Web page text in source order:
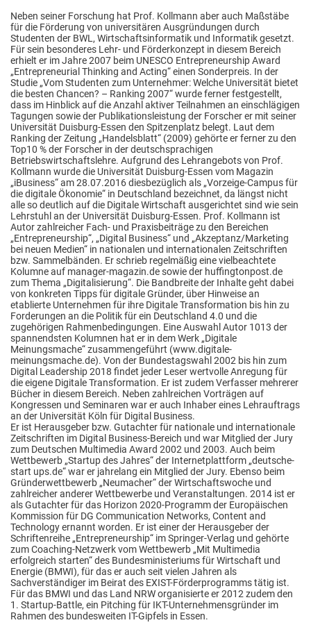
Neben seiner Forschung hat Prof. Kollmann aber auch Maßstäbe
für die Förderung von universitären Ausgründungen durch
Studenten der BWL, Wirtschaftsinformatik und Informatik gesetzt.
Für sein besonderes Lehr- und Förderkonzept in diesem Bereich
erhielt er im Jahre 2007 beim UNESCO Entrepreneurship Award
„Entrepreneurial Thinking and Acting“ einen Sonderpreis. In der
Studie „Vom Studenten zum Unternehmer: Welche Universität bietet
die besten Chancen? – Ranking 2007“ wurde ferner festgestellt,
dass im Hinblick auf die Anzahl aktiver Teilnahmen an einschlägigen
Tagungen sowie der Publikationsleistung der Forscher er mit seiner
Universität Duisburg-Essen den Spitzenplatz belegt. Laut dem
Ranking der Zeitung „Handelsblatt“ (2009) gehörte er ferner zu den
Top10 % der Forscher in der deutschsprachigen
Betriebswirtschaftslehre. Aufgrund des Lehrangebots von Prof.
Kollmann wurde die Universität Duisburg-Essen vom Magazin
„iBusiness“ am 28.07.2016 diesbezüglich als „Vorzeige-Campus für
die digitale Ökonomie“ in Deutschland bezeichnet, da längst nicht
alle so deutlich auf die Digitale Wirtschaft ausgerichtet sind wie sein
Lehrstuhl an der Universität Duisburg-Essen. Prof. Kollmann ist
Autor zahlreicher Fach- und Praxisbeiträge zu den Bereichen
„Entrepreneurship“, „Digital Business“ und „Akzeptanz/Marketing
bei neuen Medien“ in nationalen und internationalen Zeitschriften
bzw. Sammelbänden. Er schrieb regelmäßig eine vielbeachtete
Kolumne auf manager-magazin.de sowie der huffingtonpost.de
zum Thema „Digitalisierung“. Die Bandbreite der Inhalte geht dabei
von konkreten Tipps für digitale Gründer, über Hinweise an
etablierte Unternehmen für ihre Digitale Transformation bis hin zu
Forderungen an die Politik für ein Deutschland 4.0 und die
zugehörigen Rahmenbedingungen. Eine Auswahl Autor 1013 der
spannendsten Kolumnen hat er in dem Werk „Digitale
Meinungsmache“ zusammengeführt (www.digitale-
meinungsmache.de). Von der Bundestagswahl 2002 bis hin zum
Digital Leadership 2018 findet jeder Leser wertvolle Anregung für
die eigene Digitale Transformation. Er ist zudem Verfasser mehrerer
Bücher in diesem Bereich. Neben zahlreichen Vorträgen auf
Kongressen und Seminaren war er auch Inhaber eines Lehrauftrags
an der Universität Köln für Digital Business.
Er ist Herausgeber bzw. Gutachter für nationale und internationale
Zeitschriften im Digital Business-Bereich und war Mitglied der Jury
zum Deutschen Multimedia Award 2002 und 2003. Auch beim
Wettbewerb „Startup des Jahres“ der Internetplattform „deutsche-
start ups.de“ war er jahrelang ein Mitglied der Jury. Ebenso beim
Gründerwettbewerb „Neumacher“ der Wirtschaftswoche und
zahlreicher anderer Wettbewerbe und Veranstaltungen. 2014 ist er
als Gutachter für das Horizon 2020-Programm der Europäischen
Kommission für DG Communication Networks, Content and
Technology ernannt worden. Er ist einer der Herausgeber der
Schriftenreihe „Entrepreneurship“ im Springer-Verlag und gehörte
zum Coaching-Netzwerk vom Wettbewerb „Mit Multimedia
erfolgreich starten“ des Bundesministeriums für Wirtschaft und
Energie (BMWI), für das er auch seit vielen Jahren als
Sachverständiger im Beirat des EXIST-Förderprogramms tätig ist.
Für das BMWI und das Land NRW organisierte er 2012 zudem den
1. Startup-Battle, ein Pitching für IKT-Unternehmensgründer im
Rahmen des bundesweiten IT-Gipfels in Essen.